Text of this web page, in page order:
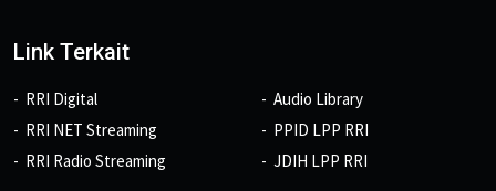
Link Terkait
RRI Digital
RRI NET Streaming
RRI Radio Streaming
Audio Library
PPID LPP RRI
JDIH LPP RRI